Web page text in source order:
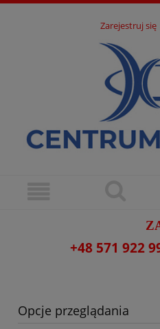
Zarejestruj się
+48 571 922
Opcje przeglądania